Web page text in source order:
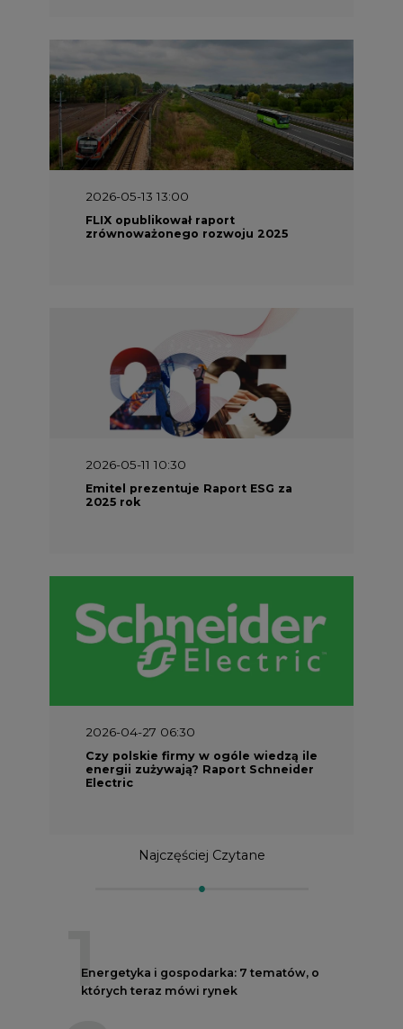
2026-05-13 13:00
FLIX opublikował raport
zrównoważonego rozwoju 2025
2026-05-11 10:30
Emitel prezentuje Raport ESG za
2025 rok
2026-04-27 06:30
Czy polskie firmy w ogóle wiedzą ile
energii zużywają? Raport Schneider
Electric
Najczęściej Czytane
1
Energetyka i gospodarka: 7 tematów, o
których teraz mówi rynek